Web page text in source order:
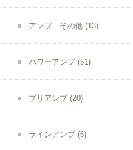
アンプ その他 (13)
パワーアンプ (51)
プリアンプ (20)
ラインアンプ (6)